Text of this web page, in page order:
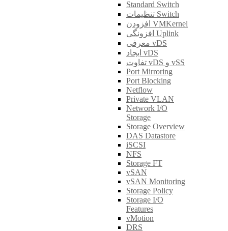
Standard Switch
تنظیمات Switch
افزودن VMKernel
افزونگی Uplink
معرفی vDS
ایجاد vDS
تفاوت vDS و vSS
Port Mirroring
Port Blocking
Netflow
Private VLAN
Network I/O
Storage
Storage Overview
DAS Datastore
iSCSI
NFS
Storage FT
vSAN
vSAN Monitoring
Storage Policy
Storage I/O
Features
vMotion
DRS